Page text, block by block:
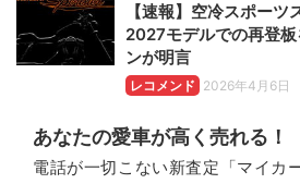
【速報】空冷スポーツ
2027モデルでの再登
ンが明言
レコメンド 2026年4月6日
あなたの愛車が高く売れる！
電話が一切こない新査定「マイカ